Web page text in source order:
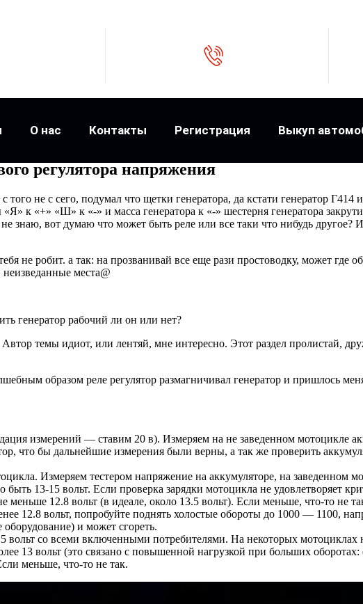
О нас Контакты Регистрация Выкуп
регулятора напряжения
не с сего, подумал что щетки генератора, да кстати генератор Г414
к «+» «Ш» к «-» и масса генератора к «-» шестерня генератора
знаю, вот думаю что может быть реле или все таки что нибудь другое?
не робит. а так: на прозванивай все еще рази простоводку, может где
места@
генератор рабочий ли он или нет?
темы идиот, или лентяй, мне интересно. Этот раздел пролистай,
образом реле регулятор размагничивал генератор и пришлось
измерений — ставим 20 в). Измеряем на не заведенном мотоцикле
что бы дальнейшие измерения были верны, а так же проверить
Измеряем тестером напряжение на аккумуляторе, на заведенном
13-15 вольт. Если проверка зарядки мотоцикла не удовлетворяет
12.8 вольт (в идеале, около 13.5 вольт). Если меньше, что-то не
12.8 вольт, попробуйте поднять холостые обороты до 1000 — 1100,
и может сгореть.
со всеми включенными потребителями. На некоторых мотоциклах
13 вольт (это связано с повышенной нагрузкой при больших
меньше, что-то не так.